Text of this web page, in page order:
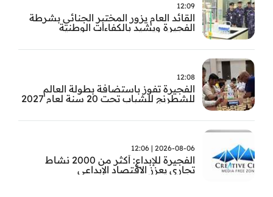
12:09
القائد العام يزور المختبر الجنائي بشرطة
الفجيرة ويشيد بالكفاءات الوطنية
12:08
الفجيرة تفوز باستضافة بطولة العالم
للشطرنج للشباب تحت 20 سنة لعام 2027
2026-08-06 | 12:06
الفجيرة للإبداع: أكثر من 2000 نشاط
تجاري يعزز الاقتصاد الإبداعي